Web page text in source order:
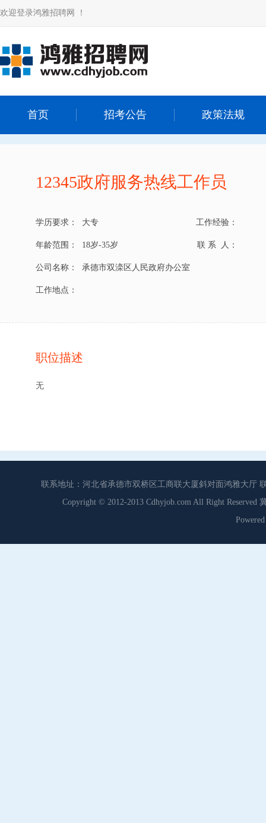
欢迎登录鸿雅招聘网 ！
首页 招考公告 政策法规
12345政府服务热线工作员
学历要求： 大专 工作经验：
年龄范围： 18岁-35岁 联 系 人：
公司名称： 承德市双滦区人民政府办公室
工作地点：
职位描述
无
联系地址：河北省承德市双桥区工商联大厦斜对面鸿雅大厅
Copyright © 2012-2013 Cdhyjob.com All Right Reserved